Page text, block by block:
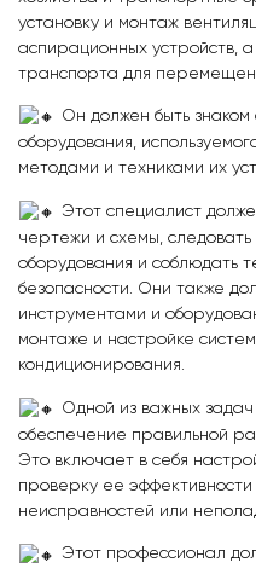
установку и монтаж
аспирационных устройств,
транспорта для
Он должен быть
оборудования,
методами и техниками их
Этот специалист
чертежи и схемы,
оборудования и соблюдать
безопасности. Они также
инструментами и
монтаже и настройке
кондиционирования.
Одной из важных
обеспечение правильной
Это включает в себя
проверку ее
неисправностей или
Этот профессионал